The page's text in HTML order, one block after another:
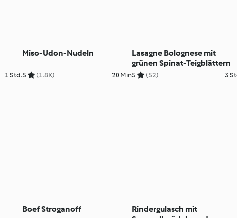
1 Std.
Miso-Udon-Nudeln
5 (1.8K) 20 Min
Lasagne Bolognese mit
grünen Spinat-Teigblättern
5 (52) 3
Boef Stroganoff
Rindergulasch mit